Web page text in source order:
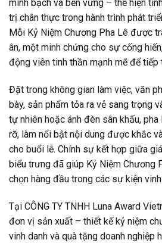
minh bạch và bền vững – thể hiện
trị chân thực trong hành trình phát
Mỗi Kỷ Niệm Chương Pha Lê được
ân, một minh chứng cho sự cống
động viên tinh thần mạnh mẽ để tiếp
Đặt trong không gian làm việc, văn
bày, sản phẩm tỏa ra vẻ sang trọng
tự nhiên hoặc ánh đèn sân khấu,
rỡ, làm nổi bật nội dung được khắc
cho buổi lễ. Chính sự kết hợp giữa
biểu trưng đã giúp Kỷ Niệm Chương
chọn hàng đầu trong các sự kiện vinh
Tại CÔNG TY TNHH Luna Award
đơn vị sản xuất – thiết kế kỷ niệm
vinh danh và quà tặng doanh nghiệp